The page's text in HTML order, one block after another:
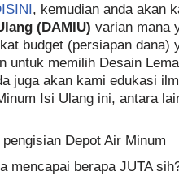
, kemudian anda akan
(DAMIU) varian mana
budget (persiapan dana)
untuk memilih Desain
juga akan kami edukasi
Isi Ulang ini, antara
Depot Air Minum
mencapai berapa JUTA